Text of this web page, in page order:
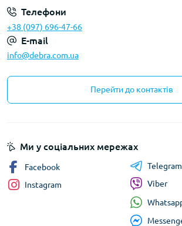
Телефони
+38 (097) 696-47-66
E-mail
info@debra.com.ua
Перейти до контактів
Ми у соціальних мережах
Facebook
Instagram
Telegram
Viber